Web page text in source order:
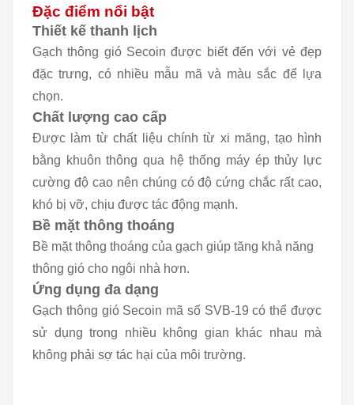
Đặc điểm nổi bật
Thiết kế thanh lịch
Gạch thông gió Secoin được biết đến với vẻ đẹp
đặc trưng, có nhiều mẫu mã và màu sắc để lựa
chọn.
Chất lượng cao cấp
Được làm từ chất liệu chính từ xi măng, tạo hình
bằng khuôn thông qua hệ thống máy ép thủy lực
cường độ cao nên chúng có độ cứng chắc rất cao,
khó bị vỡ, chịu được tác động mạnh.
Bề mặt thông thoáng
Bề mặt thông thoáng của gạch giúp tăng khả năng
thông gió cho ngôi nhà hơn.
Ứng dụng đa dạng
Gạch thông gió Secoin mã số SVB-19 có thể được
sử dụng trong nhiều không gian khác nhau mà
không phải sợ tác hại của môi trường.